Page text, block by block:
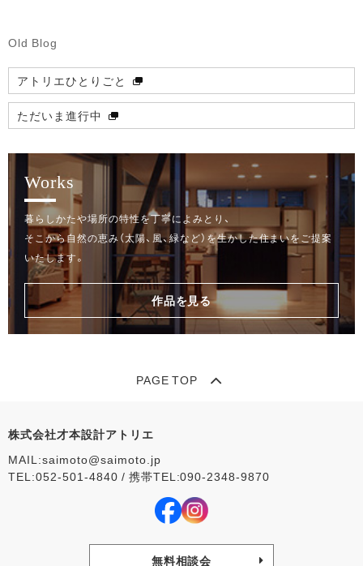
Old Blog
アトリエひとりごと
ただいま進行中
Works
暮らしかたや場所の特性を丁寧によみとり、
そこから自然の恵み（太陽、風、緑など）を生かした住まいをご提案
いたします。
作品を見る
PAGE TOP
株式会社才本設計アトリエ
MAIL:saimoto@saimoto.jp
TEL:052-501-4840 / 携帯TEL:090-2348‐9870
無料相談会